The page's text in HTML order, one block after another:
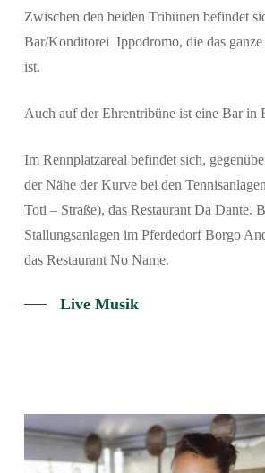
Suchen
Zwischen den beiden Tribünen befindet
Bar/Konditorei Ippodromo, die das ganze
ist.
Auch auf der Ehrentribüne ist eine Bar in
Im Rennplatzareal befindet sich,
der Nähe der Kurve bei den
Toti – Straße), das Restaurant Da Dante.
Stallungsanlagen im Pferdedorf Borgo
das Restaurant No Name.
Live Musik